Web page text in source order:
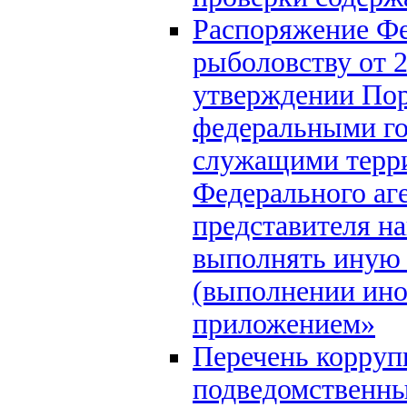
Распоряжение
рыболовству от
утверждении
федеральными
служащими
Федерального
представителя
выполнять иную
(выполнении
приложением»
Перечень